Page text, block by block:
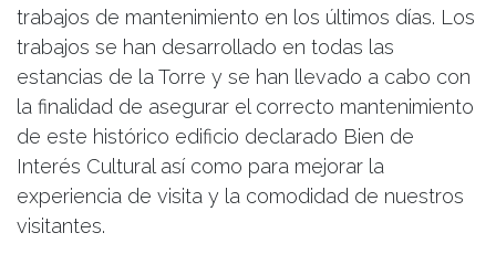
trabajos de mantenimiento en los últimos días. Los
trabajos se han desarrollado en todas las
estancias de la Torre y se han llevado a cabo con
la finalidad de asegurar el correcto mantenimiento
de este histórico edificio declarado Bien de
Interés Cultural así como para mejorar la
experiencia de visita y la comodidad de nuestros
visitantes.